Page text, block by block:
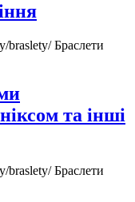
braslety/Браслети
та інші
braslety/Браслети